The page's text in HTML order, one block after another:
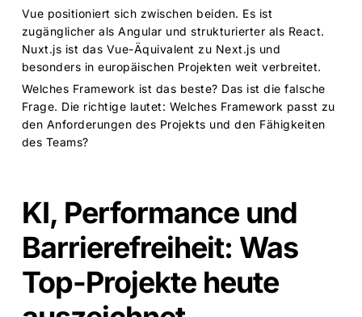
Vue positioniert sich zwischen beiden. Es ist
zugänglicher als Angular und strukturierter als React.
Nuxt.js ist das Vue-Äquivalent zu Next.js und
besonders in europäischen Projekten weit verbreitet.
Welches Framework ist das beste? Das ist die falsche
Frage. Die richtige lautet: Welches Framework passt zu
den Anforderungen des Projekts und den Fähigkeiten
des Teams?
KI, Performance und
Barrierefreiheit: Was
Top-Projekte heute